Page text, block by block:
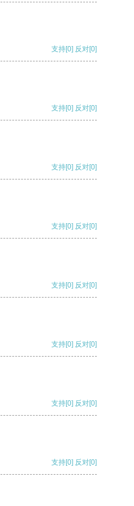
支持[0] 反对[0]
支持[0] 反对[0]
支持[0] 反对[0]
支持[0] 反对[0]
支持[0] 反对[0]
支持[0] 反对[0]
支持[0] 反对[0]
支持[0] 反对[0]